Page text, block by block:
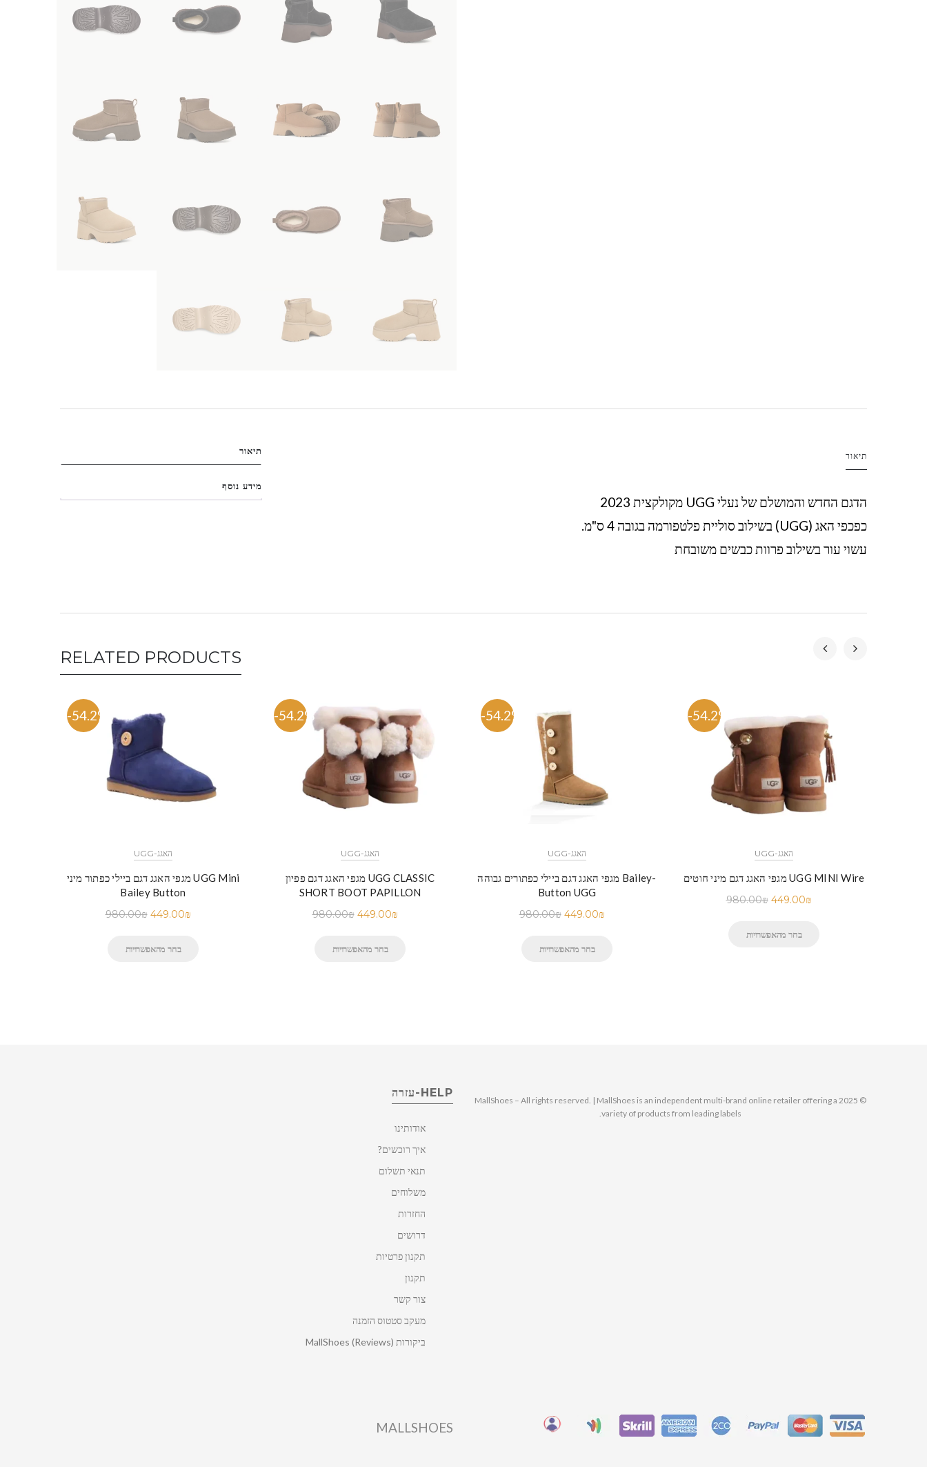
תיאור
מידע נוסף
תיאור
הדגם החדש והמושלם של נעלי UGG מקולקצית 2023
כפכפי האג (UGG) בשילוב סוליית פלטפורמה בגובה 4 ס"מ.
עשוי עור בשילוב פרוות כבשים משובחת
RELATED PRODUCTS
-54.2%
UGG-האגג
מגפי האגג דגם ביילי כפתור מיני UGG Mini
Bailey Button
980.00₪ 449.00₪
בחר מהאפשרויות
-54.2%
UGG-האגג
מגפי האגג דגם פפיון UGG CLASSIC
SHORT BOOT PAPILLON
980.00₪ 449.00₪
בחר מהאפשרויות
-54.2%
UGG-האגג
מגפי האגג דגם ביילי כפתורים גבוהה Bailey-
Button UGG
980.00₪ 449.00₪
בחר מהאפשרויות
-54.2%
UGG-האגג
מגפי האגג דגם מיני חוטים UGG MINI Wire
980.00₪ 449.00₪
בחר מהאפשרויות
HELP-עזרה
אודותינו
איך רוכשים?
תנאי תשלום
משלוחים
החזרות
דרושים
תקנון פרטיות
תקנון
צור קשר
מעקב סטטוס הזמנה
ביקורות MallShoes (Reviews)
© 2025 MallShoes – All rights reserved. | MallShoes is an independent multi-brand online retailer offering a
variety of products from leading labels.
MALLSHOES